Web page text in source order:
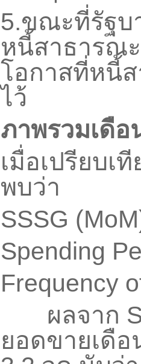
5.ขณะที่รัฐบ
หนี้สาธารณ
โอกาสที่หนี้
ไว้
ภาพรวมเดือ
เมื่อเปรียบเ
พบว่า
SSSG
Spending
Frequency
ผลจาก
ยอดขายเดือ